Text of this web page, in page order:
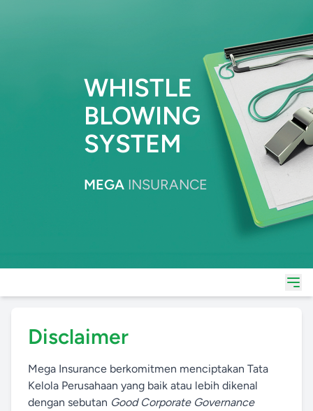
WHISTLE
BLOWING
SYSTEM
MEGA INSURANCE
Disclaimer
Mega Insurance berkomitmen menciptakan Tata
Kelola Perusahaan yang baik atau lebih dikenal
dengan sebutan Good Corporate Governance